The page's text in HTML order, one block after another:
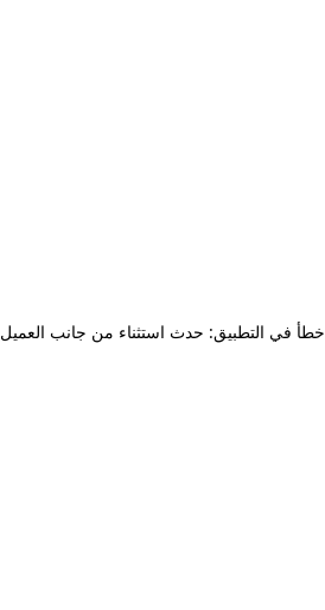
خطأ في التطبيق: حدث استثناء من جانب العميل